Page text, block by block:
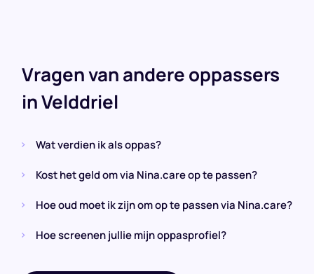
Vragen van andere oppassers
in Velddriel
Wat verdien ik als oppas?
Kost het geld om via Nina.care op te passen?
Hoe oud moet ik zijn om op te passen via Nina.care?
Hoe screenen jullie mijn oppasprofiel?